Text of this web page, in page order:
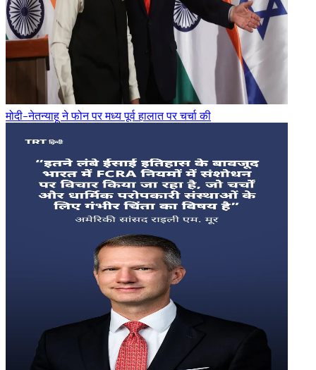
मोदी-नेतन्याहू ने फोन पर मध्य पूर्व हालात पर चर्चा की